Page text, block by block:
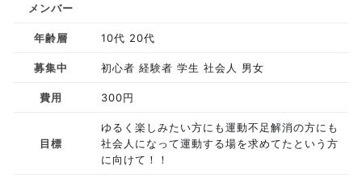
メンバー
年齢層 10代 20代
募集中 初心者 経験者 学生 社会人 男女
費用 300円
目標
ゆるく楽しみたい方にも運動不足解消の方にも
社会人になって運動する場を求めてたという方
に向けて！！